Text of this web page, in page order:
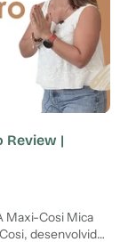
Review |
Maxi-Cosi Mica
desenvolvida